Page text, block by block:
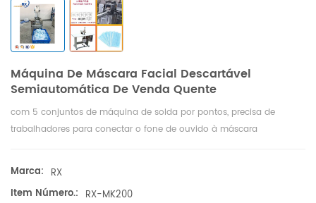
Máquina De Máscara Facial Descartável
Semiautomática De Venda Quente
com 5 conjuntos de máquina de solda por pontos, precisa de
trabalhadores para conectar o fone de ouvido à máscara
Marca: RX
Item Número.: RX-MK200